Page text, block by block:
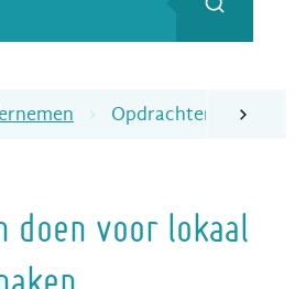
Zoeken
scroll
Opdrachten doen
doen voor lokaal